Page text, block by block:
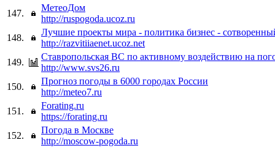
147.
МетеоДом
http://ruspogoda.ucoz.ru
148.
Лучшие проекты мира - политика бизнес -
http://razvitiiaenet.ucoz.net
149.
Ставропольская ВС по активному воздействию на
http://www.svs26.ru
150.
Прогноз погоды в 6000 городах России
http://meteo7.ru
151.
Forating.ru
https://forating.ru
152.
Погода в Москве
http://moscow-pogoda.ru